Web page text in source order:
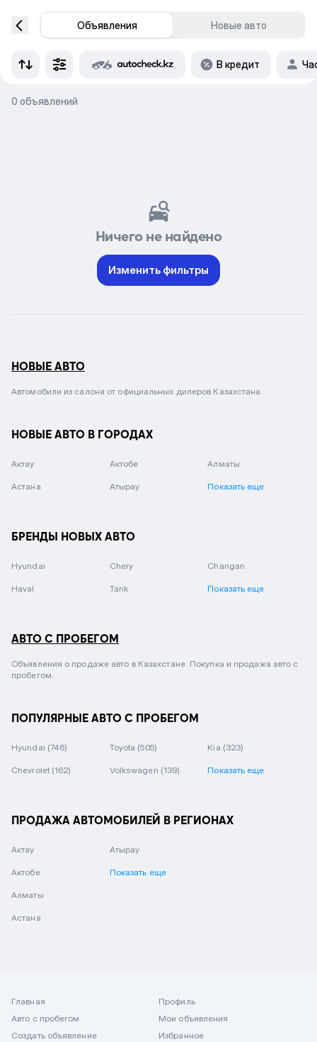
Объявления Новые авто
В кредит
0 объявлений
Ничего не найдено
Изменить фильтры
НОВЫЕ АВТО
Автомобили из салона от официальных дилеров Казахстана.
НОВЫЕ АВТО В ГОРОДАХ
Актау Актобе Алматы
Астана Атырау Показать еще
БРЕНДЫ НОВЫХ АВТО
Hyundai Chery Changan
Haval Tank Показать еще
АВТО С ПРОБЕГОМ
Объявления о продаже авто в Казахстане. Покупка и продажа авто с
пробегом.
ПОПУЛЯРНЫЕ АВТО С ПРОБЕГОМ
Hyundai (746) Toyota (505) Kia (323)
Chevrolet (162) Volkswagen (139) Показать еще
ПРОДАЖА АВТОМОБИЛЕЙ В РЕГИОНАХ
Актау
Актобе
Алматы
Астана
Атырау
Показать еще
Главная
Авто с пробегом
Создать объявление
Профиль
Мои объявления
Избранное